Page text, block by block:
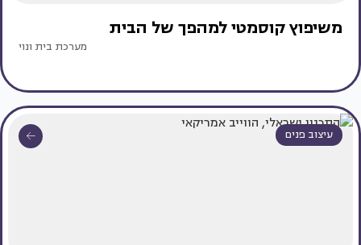
משיפוץ קוסמטי למהפך של הבית
מערכת בית ונוי
עיצוב פנים